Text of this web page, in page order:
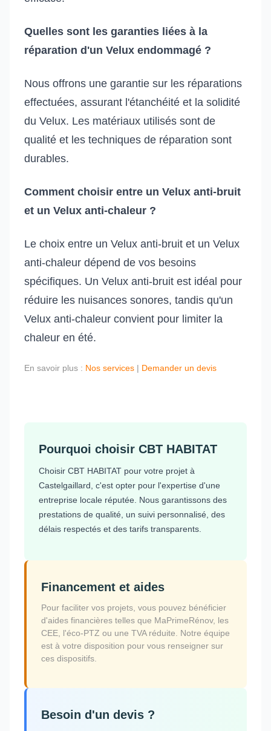
Quelles sont les garanties liées à la
réparation d'un Velux endommagé ?
Nous offrons une garantie sur les réparations
effectuées, assurant l'étanchéité et la solidité
du Velux. Les matériaux utilisés sont de
qualité et les techniques de réparation sont
durables.
Comment choisir entre un Velux anti-bruit
et un Velux anti-chaleur ?
Le choix entre un Velux anti-bruit et un Velux
anti-chaleur dépend de vos besoins
spécifiques. Un Velux anti-bruit est idéal pour
réduire les nuisances sonores, tandis qu'un
Velux anti-chaleur convient pour limiter la
chaleur en été.
En savoir plus : Nos services | Demander un devis
Pourquoi choisir CBT HABITAT
Choisir CBT HABITAT pour votre projet à
Castelgaillard, c'est opter pour l'expertise d'une
entreprise locale réputée. Nous garantissons des
prestations de qualité, un suivi personnalisé, des
délais respectés et des tarifs transparents.
Financement et aides
Pour faciliter vos projets, vous pouvez bénéficier
d'aides financières telles que MaPrimeRénov, les
CEE, l'éco-PTZ ou une TVA réduite. Notre équipe
est à votre disposition pour vous renseigner sur
ces dispositifs.
Besoin d'un devis ?